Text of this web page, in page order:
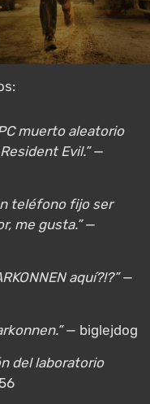
muerto aleatorio
Evil.”—
teléfono fijo ser
me gusta.”—
aquí?!?”—
— biglejdog
del laboratorio